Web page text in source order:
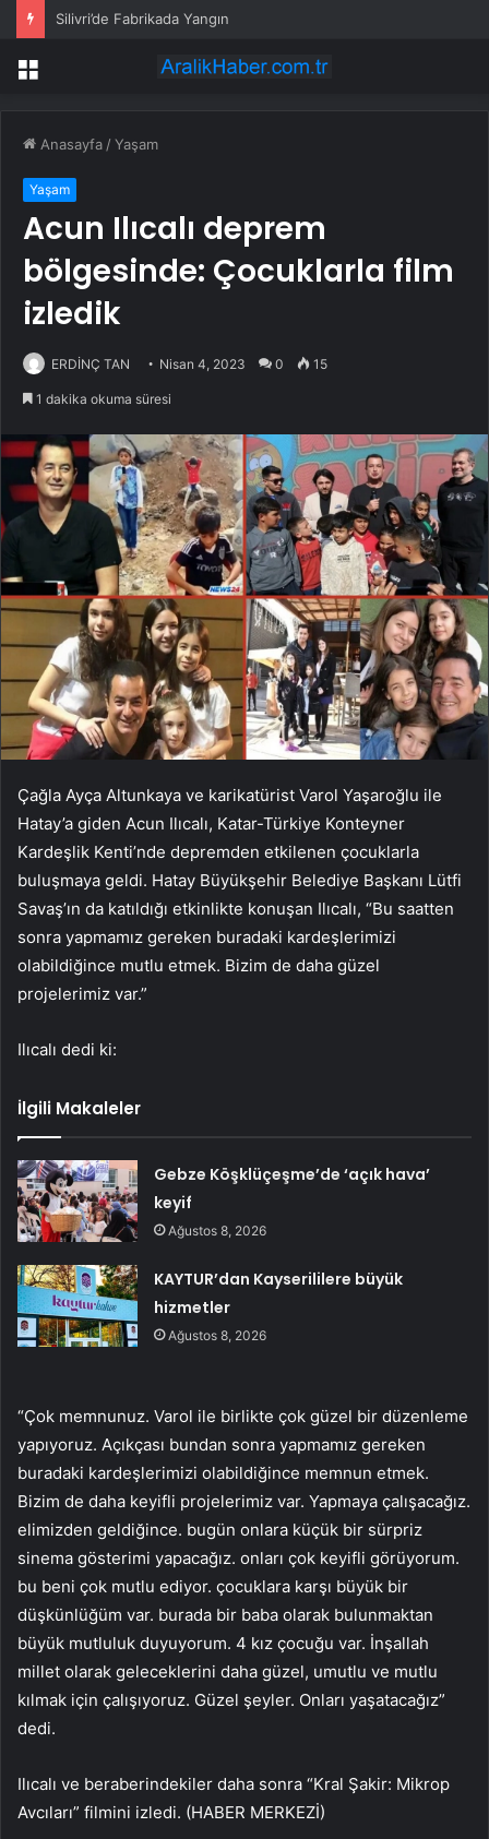
Silivri’de Fabrikada Yangın
Menü
Anasayfa /Yaşam
Yaşam
Acun Ilıcalı deprem
bölgesinde: Çocuklarla film
izledik
ERDİNÇ TAN Nisan 4, 2023 0 15
1 dakika okuma süresi
Çağla Ayça Altunkaya ve karikatürist Varol Yaşaroğlu ile
Hatay’a giden Acun Ilıcalı, Katar-Türkiye Konteyner
Kardeşlik Kenti’nde depremden etkilenen çocuklarla
buluşmaya geldi. Hatay Büyükşehir Belediye Başkanı Lütfi
Savaş’ın da katıldığı etkinlikte konuşan Ilıcalı, “Bu saatten
sonra yapmamız gereken buradaki kardeşlerimizi
olabildiğince mutlu etmek. Bizim de daha güzel
projelerimiz var.”
Ilıcalı dedi ki:
İlgili Makaleler
Gebze Köşklüçeşme’de ‘açık hava’
keyif
Ağustos 8, 2026
KAYTUR’dan Kayserililere büyük
hizmetler
Ağustos 8, 2026
“Çok memnunuz. Varol ile birlikte çok güzel bir düzenleme
yapıyoruz. Açıkçası bundan sonra yapmamız gereken
buradaki kardeşlerimizi olabildiğince memnun etmek.
Bizim de daha keyifli projelerimiz var. Yapmaya çalışacağız.
elimizden geldiğince. bugün onlara küçük bir sürpriz
sinema gösterimi yapacağız. onları çok keyifli görüyorum.
bu beni çok mutlu ediyor. çocuklara karşı büyük bir
düşkünlüğüm var. burada bir baba olarak bulunmaktan
büyük mutluluk duyuyorum. 4 kız çocuğu var. İnşallah
millet olarak geleceklerini daha güzel, umutlu ve mutlu
kılmak için çalışıyoruz. Güzel şeyler. Onları yaşatacağız”
dedi.
Ilıcalı ve beraberindekiler daha sonra “Kral Şakir: Mikrop
Avcıları” filmini izledi. (HABER MERKEZİ)